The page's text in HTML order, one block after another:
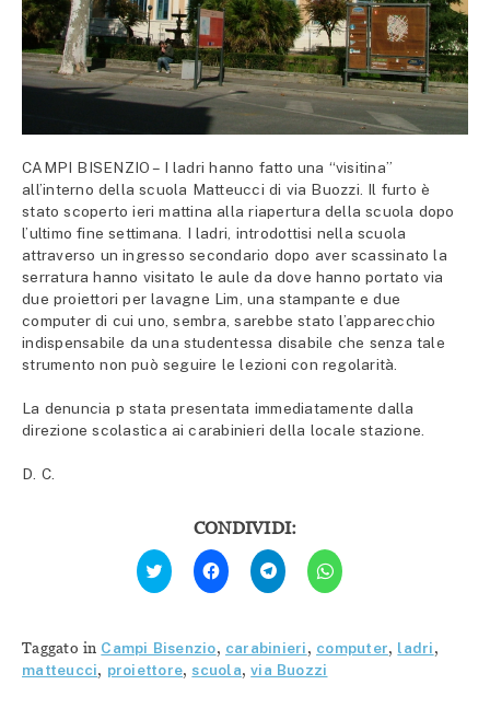
CAMPI BISENZIO – I ladri hanno fatto una “visitina”
all’interno della scuola Matteucci di via Buozzi. Il furto è
stato scoperto ieri mattina alla riapertura della scuola dopo
l’ultimo fine settimana. I ladri, introdottisi nella scuola
attraverso un ingresso secondario dopo aver scassinato la
serratura hanno visitato le aule da dove hanno portato via
due proiettori per lavagne Lim, una stampante e due
computer di cui uno, sembra, sarebbe stato l’apparecchio
indispensabile da una studentessa disabile che senza tale
strumento non può seguire le lezioni con regolarità.
La denuncia p stata presentata immediatamente dalla
direzione scolastica ai carabinieri della locale stazione.
D. C.
CONDIVIDI:
Fai
clic
qui
Twitter
(Si
apre
in
Fai
clic
per
condividere
(Si
apre
in
una
Fai
clic
per
condividere
(Si
apre
in
una
Fai
clic
per
(Si
apre
Taggato in Campi Bisenzio, carabinieri, computer, ladri,
matteucci, proiettore, scuola,via Buozzi